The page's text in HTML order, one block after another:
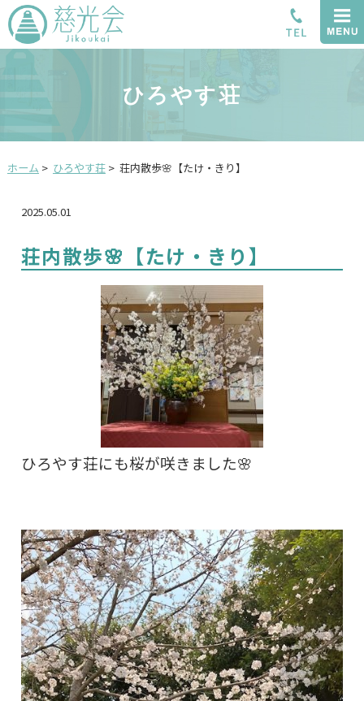
ひろやす荘
ホーム > ひろやす荘> 荘内散歩🌸【たけ・きり】
2025.05.01
荘内散歩🌸【たけ・きり】
ひろやす荘にも桜が咲きました🌸